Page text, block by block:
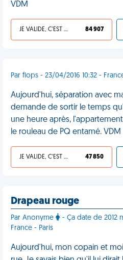
VDM
JE VALIDE, C'EST UNE VDM 84 907
Par flops - 23/04/2016 10:32 -
Aujourd'hui, séparation avec
demande de sortir le temps
une heure après,
le rouleau de PQ entamé. VDM
JE VALIDE, C'EST UNE VDM 47 850
Drapeau rouge
Par Anonyme
- Ça date de 2012
France - Paris
Aujourd'hui, mon copain et